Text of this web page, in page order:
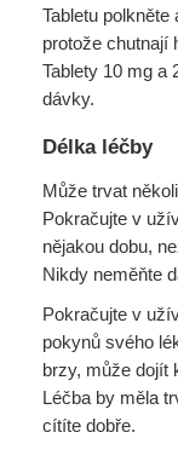
Tabletu polkněte
protože chutnají
Tablety 10 mg a
dávky.
Délka léčby
Může trvat
Pokračujte v
nějakou dobu,
Nikdy neměňte
Pokračujte v
pokynů svého
brzy, může dojít
Léčba by měla
cítíte dobře.